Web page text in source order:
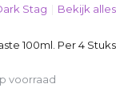
Stag Bekijk
100ml. Per 4 Stuks
voorraad